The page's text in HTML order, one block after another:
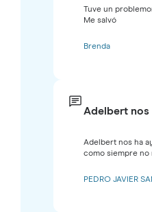
Tuve un
Me salvó
Brenda
Adelbert nos
Adelbert nos ha
como siempre no
PEDRO JAVIER